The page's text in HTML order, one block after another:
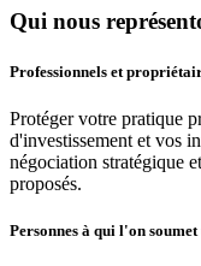
Qui nous
Professionnels et
Protéger votre pratique
d'investissement et vos
négociation stratégique
proposés.
Personnes à qui l'on